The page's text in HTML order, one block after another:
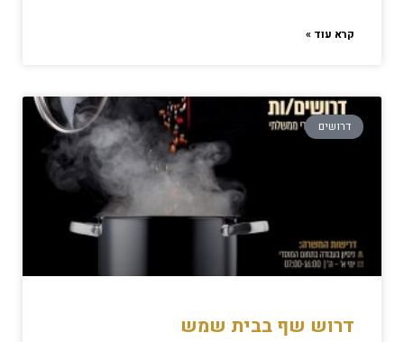
קרא עוד »
דרושים
דרוש שף בבית שמש